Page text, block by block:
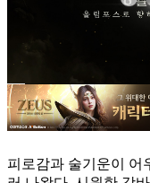
피로감과 술기운이 어